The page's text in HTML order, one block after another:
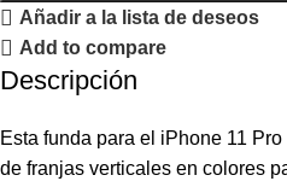
Añadir a la lista de deseos
Add to compare
Descripción
Esta funda para el iPhone 11
de franjas verticales en colores